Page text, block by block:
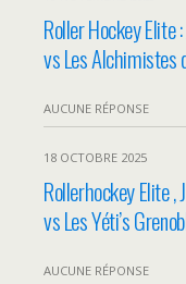
Roller Hockey Elite
vs Les Alchimistes
AUCUNE RÉPONSE
18 OCTOBRE 2025
Rollerhockey Elite ,
vs Les Yéti’s
AUCUNE RÉPONSE